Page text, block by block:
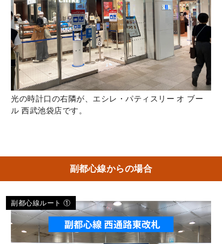
光の時計口の右隣が、エシレ・パティスリー オ ブー
ル 西武池袋店です。
副都心線からの場合
副都心線ルート ①